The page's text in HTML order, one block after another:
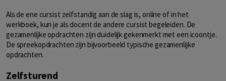
Als de ene cursist zelfstandig aan de slag is, online of in het
werkboek, kun je als docent de andere cursist begeleiden. De
gezamenlijke opdrachten zijn duidelijk gekenmerkt met een icoontje.
De spreekopdrachten zijn bijvoorbeeld typische gezamenlijke
opdrachten.
Zelfsturend